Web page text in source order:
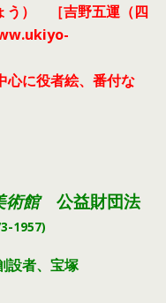
う） ［吉野五運（四
に役者絵、番付な
術館公益財団法
1957)
者、宝塚